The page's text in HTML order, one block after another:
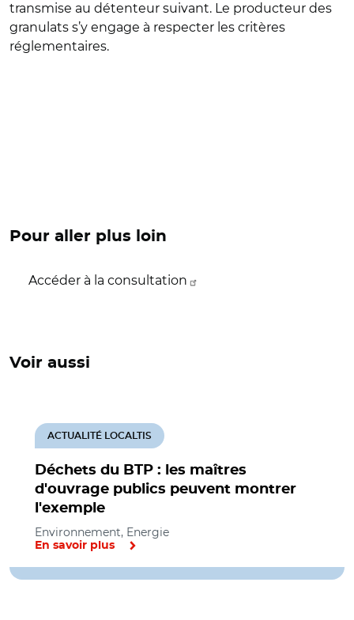
transmise au détenteur suivant. Le producteur des
granulats s’y engage à respecter les critères
réglementaires.
Pour aller plus loin
Accéder à la consultation
Voir aussi
Déchets du BTP : les maîtres
d'ouvrage publics peuvent montrer
l'exemple
ACTUALITÉ LOCALTIS
Environnement, Energie
En savoir plus